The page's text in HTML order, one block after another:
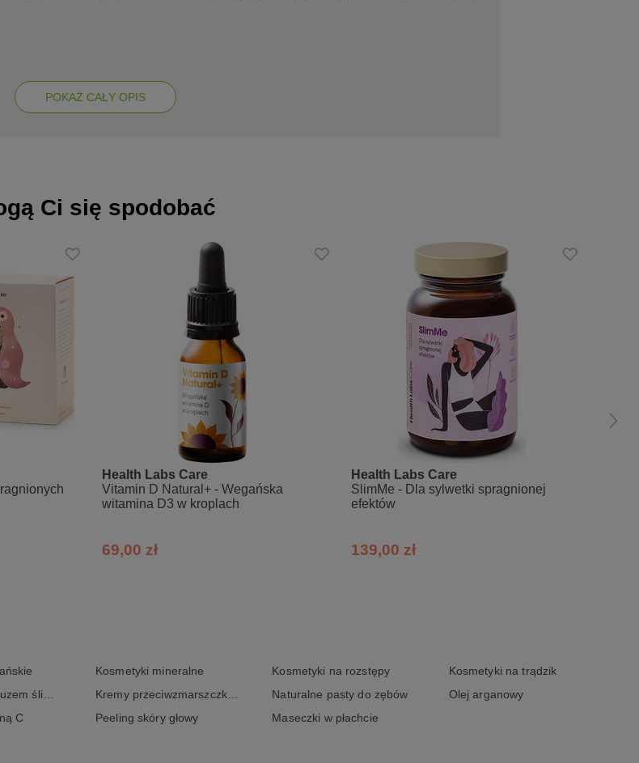
neuroprotekcyjnym, zwiększa siły witalne i poprawia zdolności poznawcze, w tym pamięć,
dla optymalnej pracy układu nerwowego,
naturalnego wsparcia dla mózgu i energii.
sposób żywienia i prawidłowy tryb życia jest ważny dla funkcjonowania organizmu
substytut (zamiennik) zróżnicowanej diety.
substancja glazurująca: hydroksypropylometyloceluloza, alfosceran choliny, suchy
senticosus) DER 4:1, pikolinian cynku (cynk), sól sodowa monofosforanu urydyny, amid
dwutlenek krzemu, pirydoksalo‑5-fosforan (witamina B6), L‑metylofolian wapnia (kwas
POKAŻ CAŁY OPIS
Ci się spodobać
Health Labs Care
Vitamin D Natural+ - Wegańska
witamina D3 w kroplach
69,00 zł
Health Labs Care
SlimMe - Dla sylwetki spragnionej
efektów
139,00 zł
Kosmetyki mineralne Kosmetyki na rozstępy
Kosmetyki na trądzik
Kosmetyki ze śluzem ślimaka Kremy przeciwzmarszczkowe Naturalne pasty do zębów
Olej arganowy
C Peeling skóry głowy Maseczki w płachcie